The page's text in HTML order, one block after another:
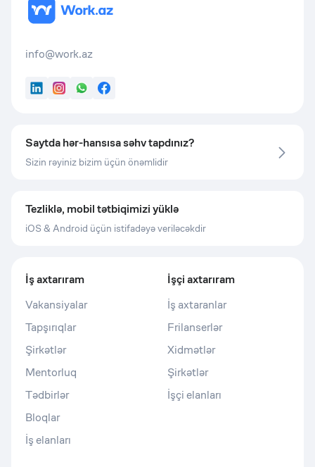
info@work.az
LinkedInInstagram
WhatsApp
Facebook
Saytda hər-hansısa səhv tapdınız?
Sizin rəyiniz bizim üçün önəmlidir
Tezliklə, mobil tətbiqimizi yüklə
iOS & Android üçün istifadəyə veriləcəkdir
İş axtarıram
Vakansiyalar
Tapşırıqlar
Şirkətlər
Mentorluq
Tədbirlər
Bloqlar
İş elanları
İşçi axtarıram
İş axtaranlar
Frilanserlər
Xidmətlər
Şirkətlər
İşçi elanları